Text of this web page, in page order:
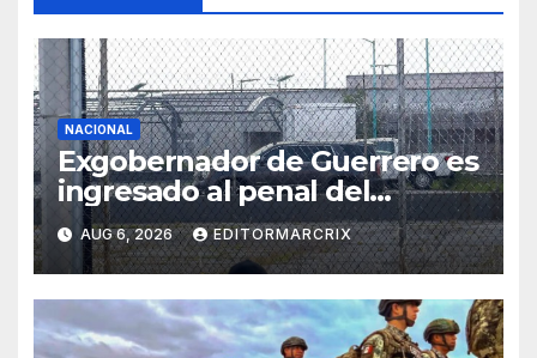
NACIONAL
Exgobernador de Guerrero es
ingresado al penal del
Altiplano por el caso
Ayotzinapa
AUG 6, 2026 EDITORMARCRIX